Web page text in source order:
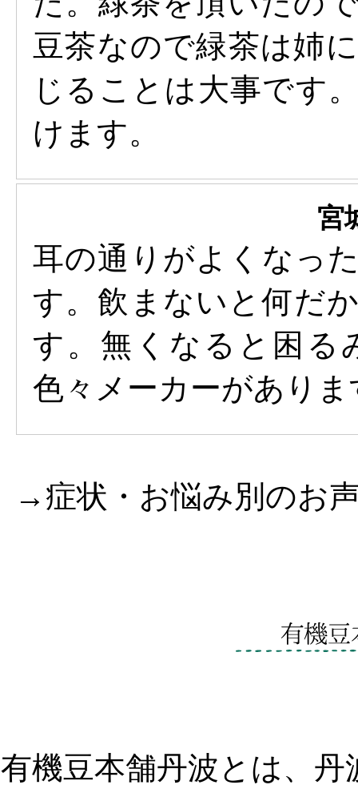
豆茶なので緑茶は姉
じることは大事です
けます。
宮
耳の通りがよくなっ
す。飲まないと何だ
す。無くなると困る
色々メーカーがあり
→症状・お悩み別のお
有機豆本舗丹波とは、